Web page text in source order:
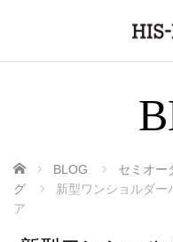
ホーム BLOG セミオー
グ
新型ワンショルダー
ア